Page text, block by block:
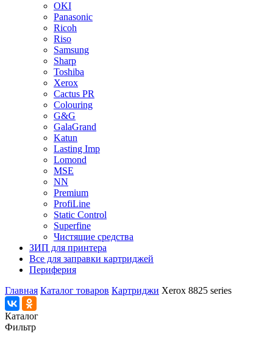
OKI
Panasonic
Ricoh
Riso
Samsung
Sharp
Toshiba
Xerox
Cactus PR
Colouring
G&G
GalaGrand
Katun
Lasting Imp
Lomond
MSE
NN
Premium
ProfiLine
Static Control
Superfine
Чистящие средства
ЗИП для принтера
Все для заправки картриджей
Периферия
Главная Каталог товаров Картриджи Xerox 8825 series
Каталог
Фильтр